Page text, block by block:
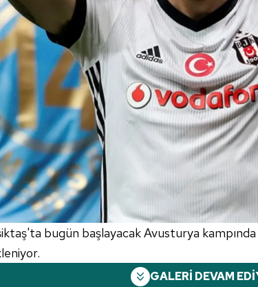
bugün başlayacak Avusturya kampında
GALERİ DEVAM